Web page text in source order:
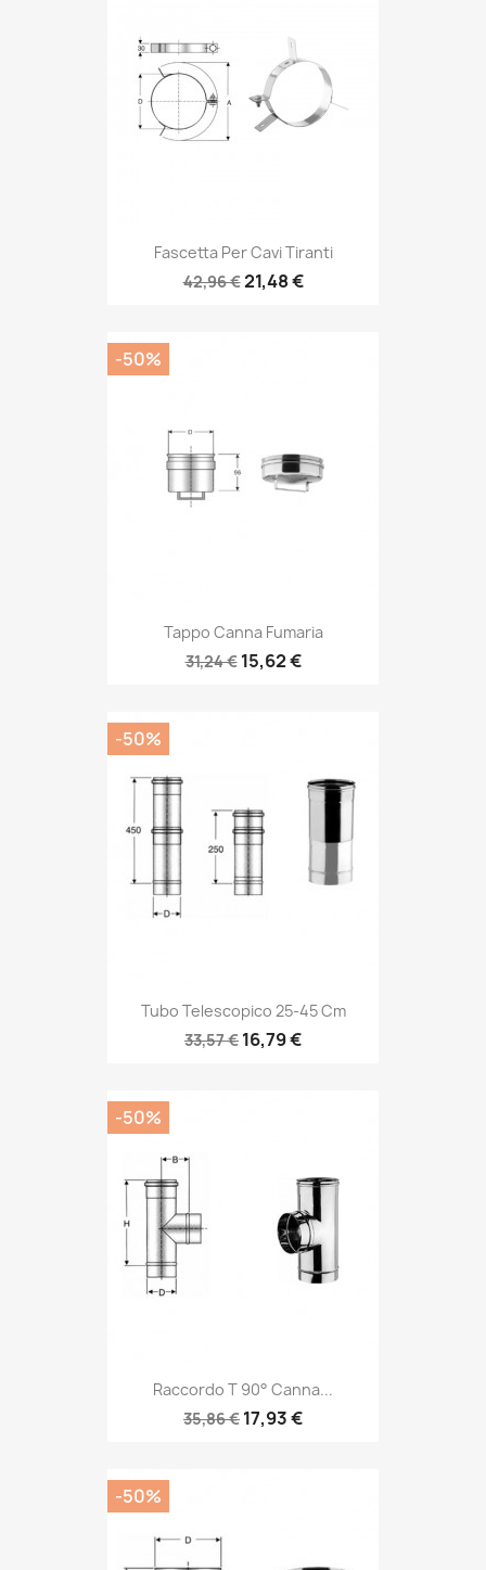
Fascetta Per Cavi Tiranti
42,96 €21,48 €
Tappo Canna Fumaria
31,24 € 15,62 €
-50%
Tubo Telescopico 25-45 Cm
33,57 € 16,79 €
-50%
Raccordo T 90° Canna...
35,86 € 17,93 €
-50%
-50%